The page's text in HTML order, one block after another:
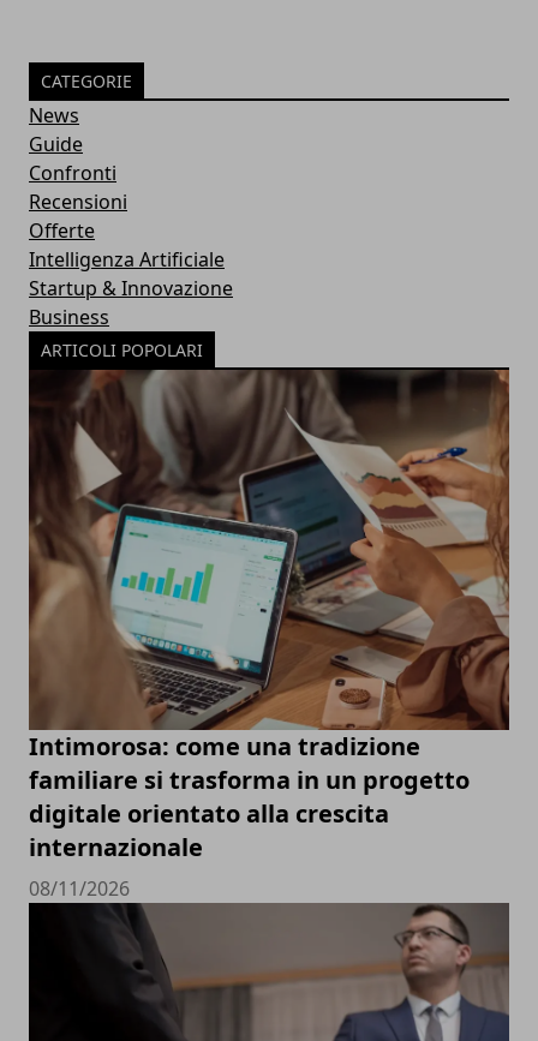
CATEGORIE
News
Guide
Confronti
Recensioni
Offerte
Intelligenza Artificiale
Startup & Innovazione
Business
ARTICOLI POPOLARI
Intimorosa: come una tradizione
familiare si trasforma in un progetto
digitale orientato alla crescita
internazionale
08/11/2026